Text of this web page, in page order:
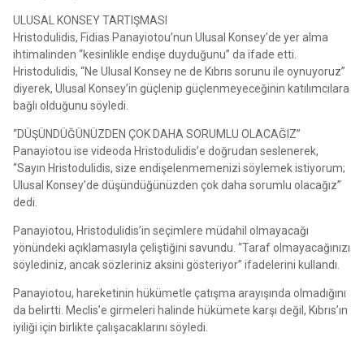
ULUSAL KONSEY TARTIŞMASI
Hristodulidis, Fidias Panayiotou’nun Ulusal Konsey’de yer alma
ihtimalinden “kesinlikle endişe duyduğunu” da ifade etti.
Hristodulidis, “Ne Ulusal Konsey ne de Kıbrıs sorunu ile oynuyoruz”
diyerek, Ulusal Konsey’in güçlenip güçlenmeyeceğinin katılımcılara
bağlı olduğunu söyledi.
“DÜŞÜNDÜĞÜNÜZDEN ÇOK DAHA SORUMLU OLACAĞIZ”
Panayiotou ise videoda Hristodulidis’e doğrudan seslenerek,
“Sayın Hristodulidis, size endişelenmemenizi söylemek istiyorum;
Ulusal Konsey’de düşündüğünüzden çok daha sorumlu olacağız”
dedi.
Panayiotou, Hristodulidis’in seçimlere müdahil olmayacağı
yönündeki açıklamasıyla çeliştiğini savundu. “Taraf olmayacağınızı
söylediniz, ancak sözleriniz aksini gösteriyor” ifadelerini kullandı.
Panayiotou, hareketinin hükümetle çatışma arayışında olmadığını
da belirtti. Meclis’e girmeleri halinde hükümete karşı değil, Kıbrıs’ın
iyiliği için birlikte çalışacaklarını söyledi.